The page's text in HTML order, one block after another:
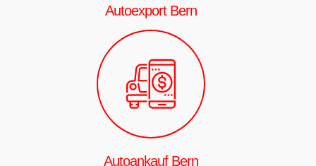
Autoexport Bern
Autoankauf Bern